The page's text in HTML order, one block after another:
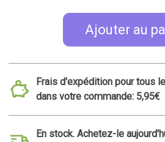
Ajouter au
Frais d'expédition pour tous
dans votre commande: 5,95€
En stock. Achetez-le